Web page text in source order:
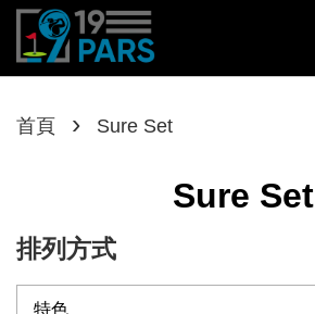
首頁 › Sure Set
Sure Set
排列方式